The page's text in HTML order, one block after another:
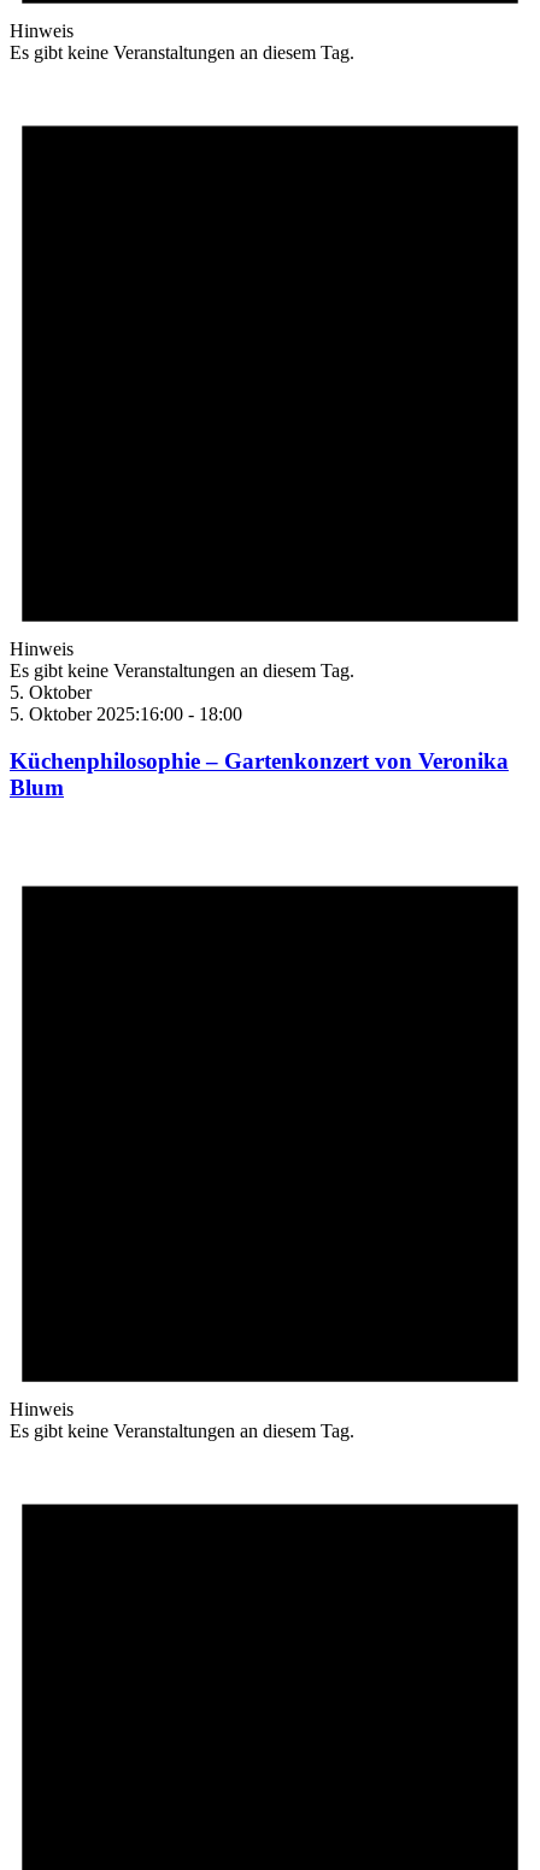
Hinweis
Es gibt keine Veranstaltungen an diesem Tag.
Hinweis
Es gibt keine Veranstaltungen an diesem Tag.
5. Oktober
5. Oktober 2025:16:00 - 18:00
Küchenphilosophie – Gartenkonzert von Veronika
Blum
Hinweis
Es gibt keine Veranstaltungen an diesem Tag.